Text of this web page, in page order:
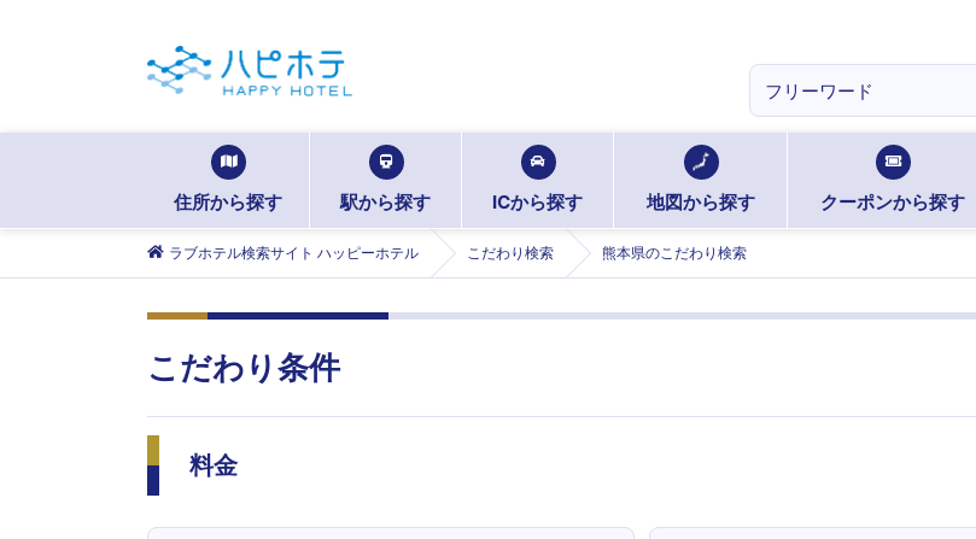
住所から探す 駅から探す ICから探す 地図から探す クーポンから探す
ラブホテル検索サイト ハッピーホテル こだわり検索 熊本県のこだわり検索
こだわり条件
料金